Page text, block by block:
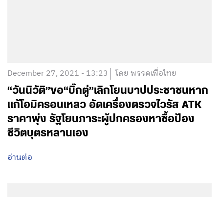
December 27, 2021 - 13:23 โดย พรรคเพื่อไทย
“วันนิวัติ”ขอ“บิ๊กตู่”เลิกโยนบาปประชาชนหาก
แก้โอมิครอนเหลว อัดเครื่องตรวจไวรัส ATK
ราคาพุ่ง รัฐโยนภาระผู้ปกครองหาซื้อป้อง
ชีวิตบุตรหลานเอง
อ่านต่อ